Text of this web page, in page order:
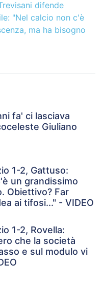
difende
"Nel calcio non c'è
ma ha bisogno
fa' ci lasciava
Giuliano
1-2, Gattuso:
un grandissimo
Obiettivo? Far
ai tifosi..." - VIDEO
1-2, Rovella:
che la società
e sul modulo vi